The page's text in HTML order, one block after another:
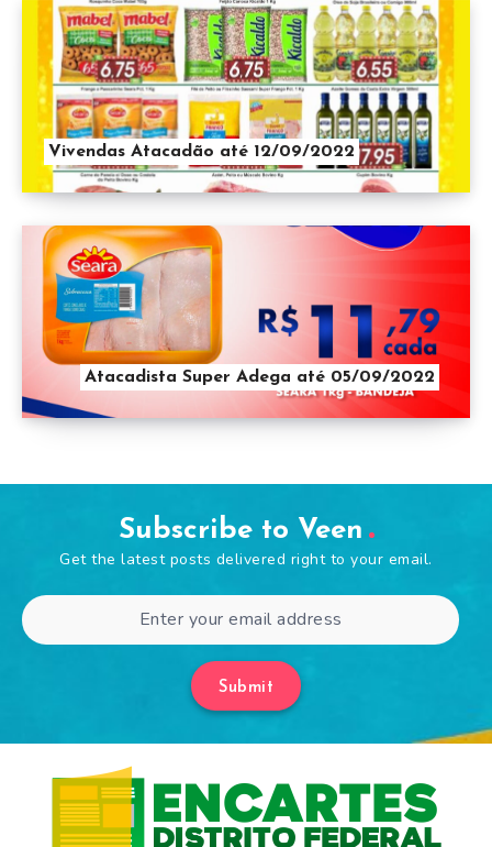
Vivendas Atacadão até 12/09/2022
Atacadista Super Adega até 05/09/2022
Subscribe to Veen
Get the latest posts delivered right to your email.
Submit